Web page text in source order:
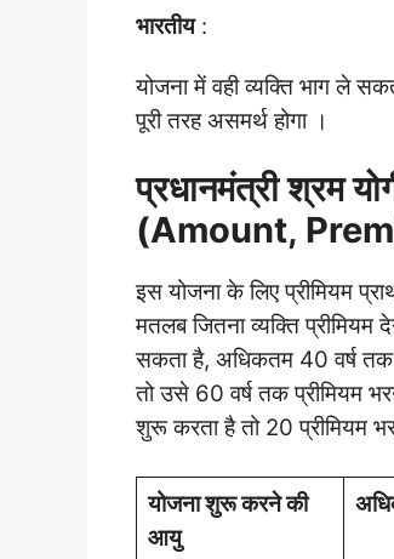
भारतीय:
योजना में वही व्यक्ति भाग ले
पूरी तरह असमर्थ होगा ।
प्रधानमंत्री श्रम
(Amount,
इस योजना के लिए प्रीमियम
मतलब जितना व्यक्ति प्रीमियम
सकता है, अधिकतम 40 वर्ष
तो उसे 60 वर्ष तक प्रीमियम
शुरू करता है तो 20 प्रीमियम
योजना शुरू करने की
आयु